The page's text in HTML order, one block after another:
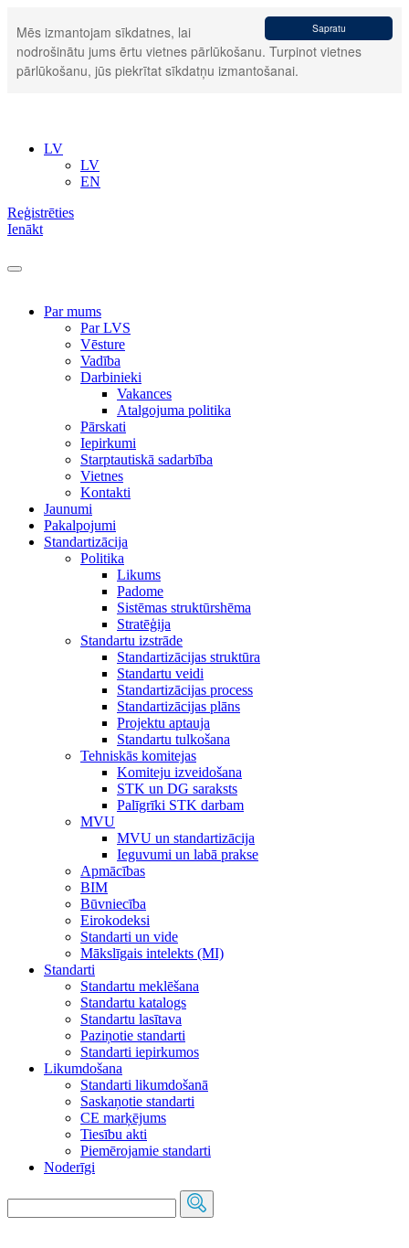
Sapratu
Mēs izmantojam sīkdatnes, lai
nodrošinātu jums ērtu vietnes pārlūkošanu. Turpinot vietnes
pārlūkošanu, jūs piekrītat sīkdatņu izmantošanai.
LV
LV
EN
Reģistrēties
Ienākt
Par mums
Par LVS
Vēsture
Vadība
Darbinieki
Vakances
Atalgojuma politika
Pārskati
Iepirkumi
Starptautiskā sadarbība
Vietnes
Kontakti
Jaunumi
Pakalpojumi
Standartizācija
Politika
Likums
Padome
Sistēmas struktūrshēma
Stratēģija
Standartu izstrāde
Standartizācijas struktūra
Standartu veidi
Standartizācijas process
Standartizācijas plāns
Projektu aptauja
Standartu tulkošana
Tehniskās komitejas
Komiteju izveidošana
STK un DG saraksts
Palīgrīki STK darbam
MVU
MVU un standartizācija
Ieguvumi un labā prakse
Apmācības
BIM
Būvniecība
Eirokodeksi
Standarti un vide
Mākslīgais intelekts (MI)
Standarti
Standartu meklēšana
Standartu katalogs
Standartu lasītava
Paziņotie standarti
Standarti iepirkumos
Likumdošana
Standarti likumdošanā
Saskaņotie standarti
CE marķējums
Tiesību akti
Piemērojamie standarti
Noderīgi